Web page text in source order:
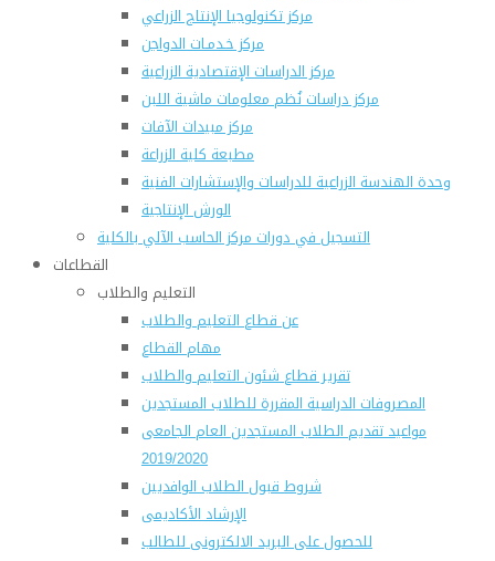
مركز تكنولوجيا الإنتاج الزراعي
مركز خـدمـات الدواجن
مركز الدراسات الإقتصادية الزراعية
مركز دراسات نُظم معلومات ماشية اللبن
مركز مبيدات الآفات
مطبعة كلية الزراعة
وحدة الهندسة الزراعية للدراسات والإستشارات الفنية
الورش الإنتاجية
التسجيل في دورات مركز الحاسب الآلي بالكلية
القطاعات
التعليم والطلاب
عن قطاع التعليم والطلاب
مهام القطاع
تقرير قطاع شئون التعليم والطلاب
المصروفات الدراسية المقررة للطلاب المستجدين
مواعيد تقديم الطلاب المستجدين العام الجامعى
2019/2020
شروط قبول الطلاب الوافديين
الإرشاد الأكاديمى
للحصول على البريد الالكترونى للطالب